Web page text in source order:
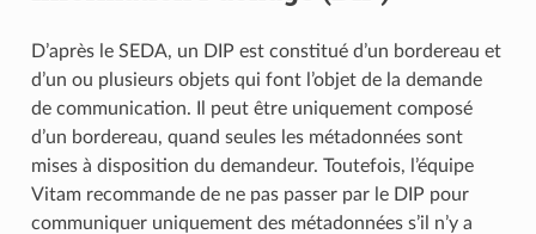
D’après le SEDA, un DIP est constitué d’un bordereau et
d’un ou plusieurs objets qui font l’objet de la demande
de communication. Il peut être uniquement composé
d’un bordereau, quand seules les métadonnées sont
mises à disposition du demandeur. Toutefois, l’équipe
Vitam recommande de ne pas passer par le DIP pour
communiquer uniquement des métadonnées s’il n’y a